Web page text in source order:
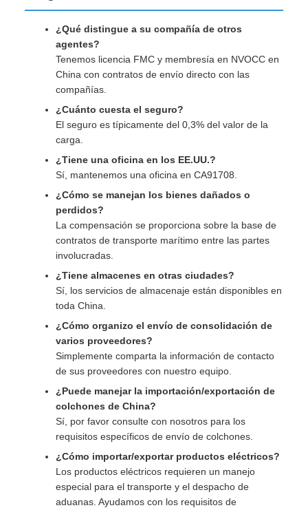
¿Qué distingue a su compañía de otros
agentes?
Tenemos licencia FMC y membresía en NVOCC en
China con contratos de envío directo con las
compañías.
¿Cuánto cuesta el seguro?
El seguro es típicamente del 0,3% del valor de la
carga.
¿Tiene una oficina en los EE.UU.?
Sí, mantenemos una oficina en CA91708.
¿Cómo se manejan los bienes dañados o
perdidos?
La compensación se proporciona sobre la base de
contratos de transporte marítimo entre las partes
involucradas.
¿Tiene almacenes en otras ciudades?
Sí, los servicios de almacenaje están disponibles en
toda China.
¿Cómo organizo el envío de consolidación de
varios proveedores?
Simplemente comparta la información de contacto
de sus proveedores con nuestro equipo.
¿Puede manejar la importación/exportación de
colchones de China?
Sí, por favor consulte con nosotros para los
requisitos específicos de envío de colchones.
¿Cómo importar/exportar productos eléctricos?
Los productos eléctricos requieren un manejo
especial para el transporte y el despacho de
aduanas. Ayudamos con los requisitos de